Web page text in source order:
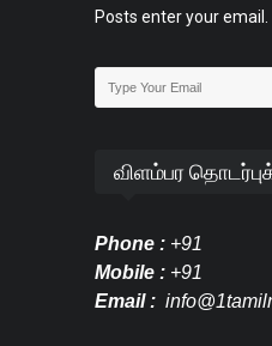
Posts enter your email.
விளம்பர
Phone : +91
Mobile : +91
Email :